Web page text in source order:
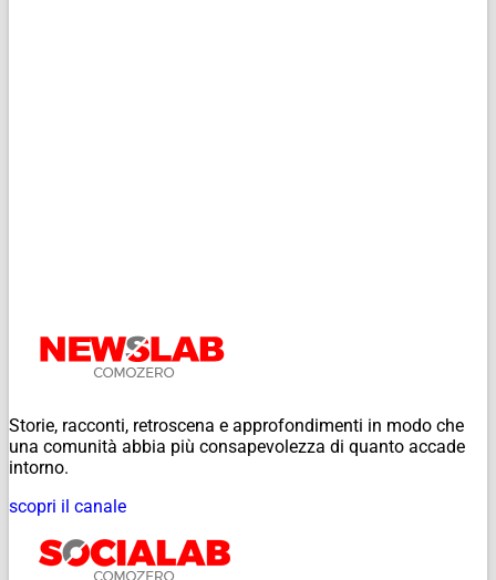
Storie, racconti, retroscena e approfondimenti in modo che
una comunità abbia più consapevolezza di quanto accade
intorno.
scopri il canale